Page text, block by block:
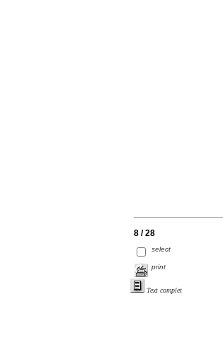
8 / 28
select
print
Text complet